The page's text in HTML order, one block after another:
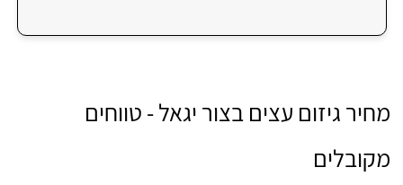
מחיר גיזום עצים בצור יגאל - טווחים
מקובלים